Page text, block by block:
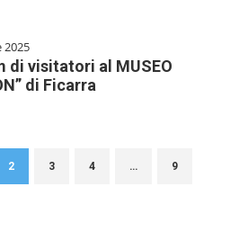
2025
di visitatori al MUSEO
di Ficarra
2 3 4 … 9